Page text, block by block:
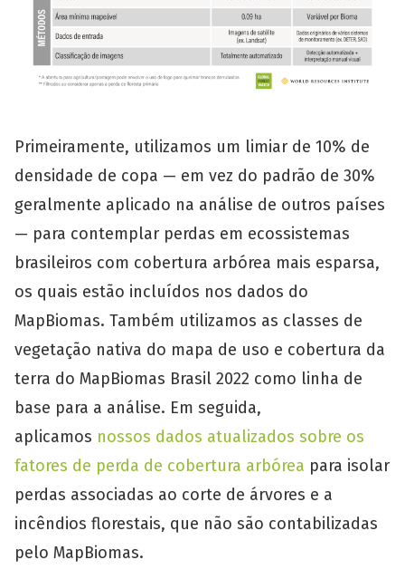
Primeiramente, utilizamos um limiar de 10% de
densidade de copa — em vez do padrão de 30%
geralmente aplicado na análise de outros países
— para contemplar perdas em ecossistemas
brasileiros com cobertura arbórea mais esparsa,
os quais estão incluídos nos dados do
MapBiomas. Também utilizamos as classes de
vegetação nativa do mapa de uso e cobertura da
terra do MapBiomas Brasil 2022 como linha de
base para a análise. Em seguida,
aplicamos nossos dados atualizados sobre os
fatores de perda de cobertura arbórea para isolar
perdas associadas ao corte de árvores e a
incêndios florestais, que não são contabilizadas
pelo MapBiomas.